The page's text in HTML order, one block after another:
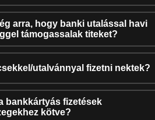
arra, hogy banki utalással havi
támogassalak titeket?
utalvánnyal fizetni nektek?
bankkártyás fizetések
kötve?